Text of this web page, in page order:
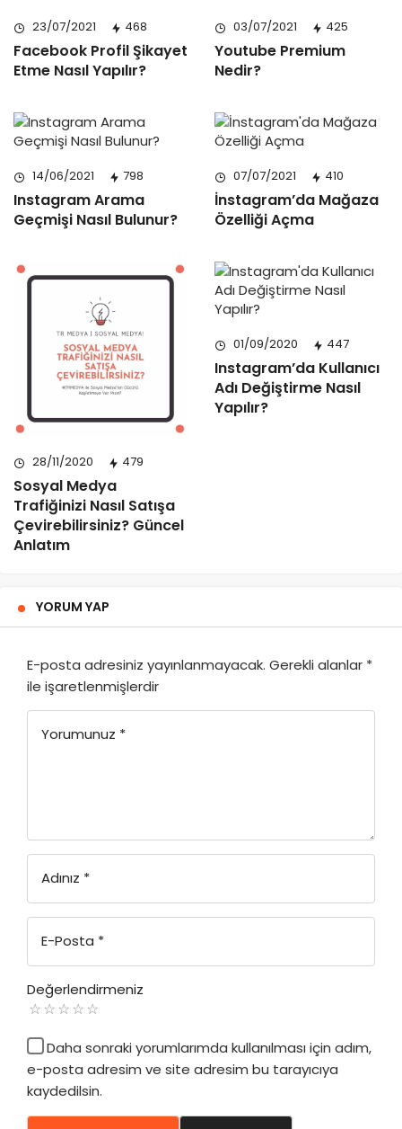
23/07/2021 468
Facebook Profil Şikayet
Etme Nasıl Yapılır?
03/07/2021 425
Youtube Premium
Nedir?
14/06/2021 798
Instagram Arama
Geçmişi Nasıl Bulunur?
07/07/2021 410
İnstagram’da Mağaza
Özelliği Açma
28/11/2020 479
Sosyal Medya
Trafiğinizi Nasıl Satışa
Çevirebilirsiniz? Güncel
Anlatım
01/09/2020 447
Instagram’da Kullanıcı
Adı Değiştirme Nasıl
Yapılır?
YORUM YAP
E-posta adresiniz yayınlanmayacak. Gerekli alanlar *
ile işaretlenmişlerdir
Yorumunuz *
Adınız *
E-Posta *
Değerlendirmeniz
Daha sonraki yorumlarımda kullanılması için adım,
e-posta adresim ve site adresim bu tarayıcıya
kaydedilsin.